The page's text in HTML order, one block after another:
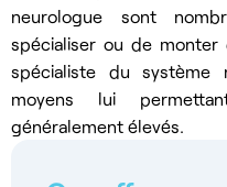
neurologue sont
spécialiser ou de monter
spécialiste du système
moyens lui
généralement élevés.